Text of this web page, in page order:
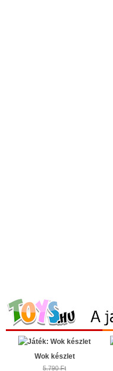
Wok készlet
5.790 Ft